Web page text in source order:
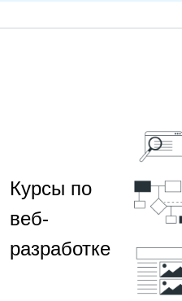
Курсы по
веб-
разработке